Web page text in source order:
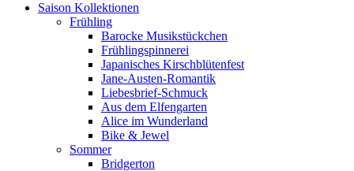
Saison Kollektionen
Frühling
Barocke Musikstückchen
Frühlingspinnerei
Japanisches Kirschblütenfest
Jane-Austen-Romantik
Liebesbrief-Schmuck
Aus dem Elfengarten
Alice im Wunderland
Bike & Jewel
Sommer
Bridgerton